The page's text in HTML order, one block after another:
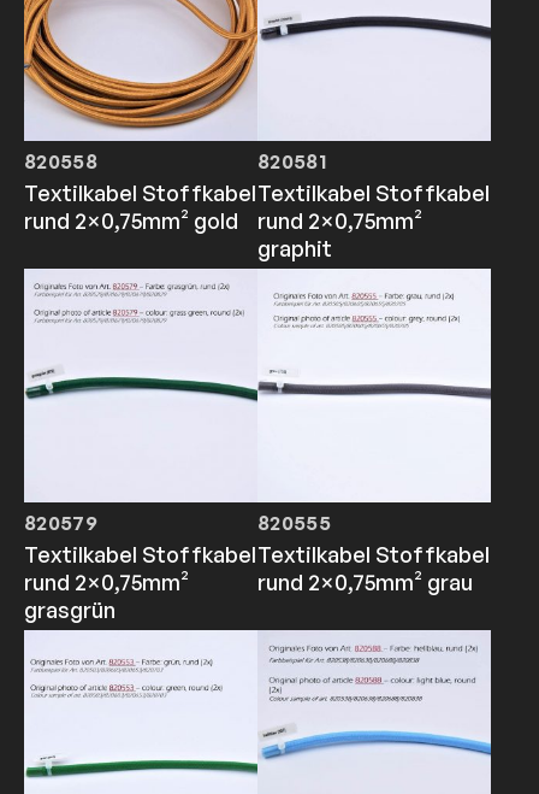
820558
Textilkabel Stoffkabel
rund 2×0,75mm² gold
820581
Textilkabel Stoffkabel
rund 2×0,75mm²
graphit
820579
Textilkabel Stoffkabel
rund 2×0,75mm²
grasgrün
820555
Textilkabel Stoffkabel
rund 2×0,75mm² grau